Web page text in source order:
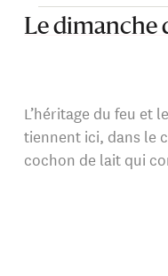
Le dimanche
L’héritage du feu et
tiennent ici, dans le
cochon de lait qui